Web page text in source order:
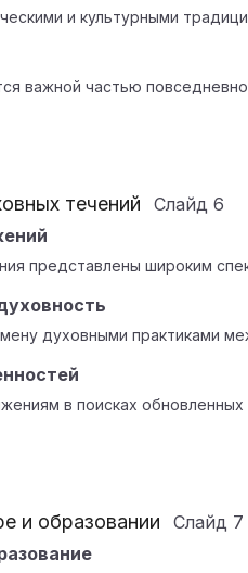
и культурными
важной частью
течений Слайд 6
представлены широким
духовными практиками
в поисках обновленных
и образовании Слайд 7